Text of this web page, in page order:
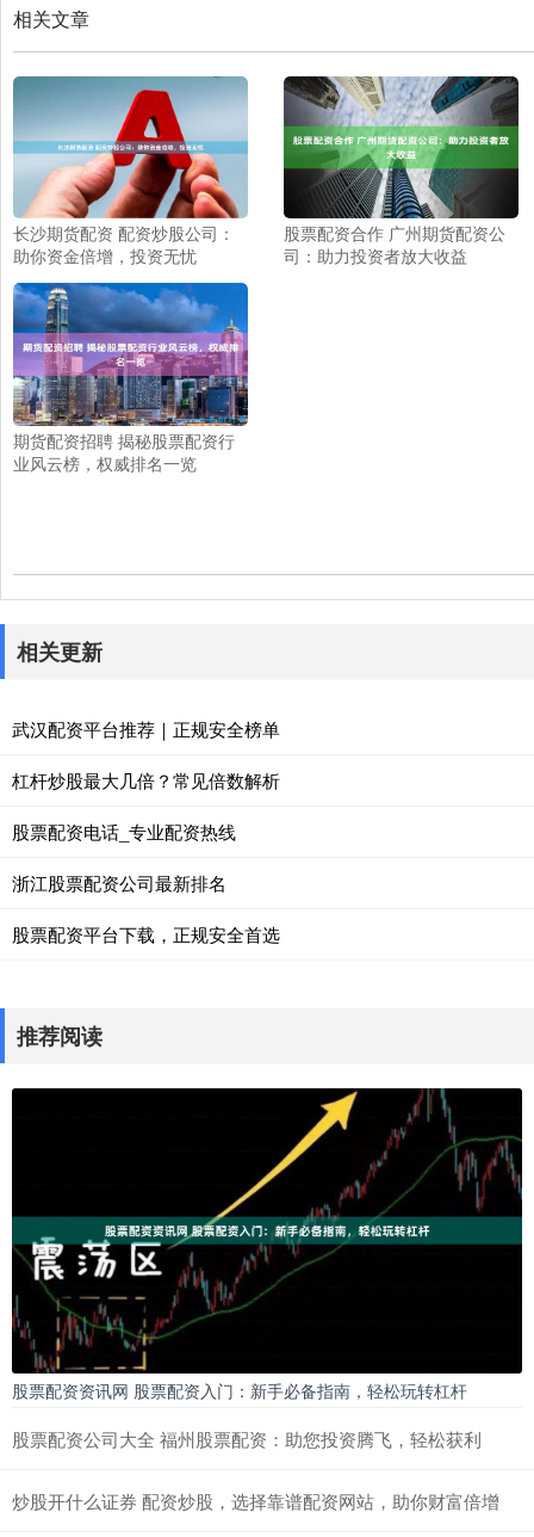
相关文章
长沙期货配资 配资炒股公司：
助你资金倍增，投资无忧
股票配资合作 广州期货配资公
司：助力投资者放大收益
期货配资招聘 揭秘股票配资行
业风云榜，权威排名一览
相关更新
武汉配资平台推荐｜正规安全榜单
杠杆炒股最大几倍？常见倍数解析
股票配资电话_专业配资热线
浙江股票配资公司最新排名
股票配资平台下载，正规安全首选
推荐阅读
股票配资资讯网 股票配资入门：新手必备指南，轻松玩转杠杆
股票配资公司大全 福州股票配资：助您投资腾飞，轻松获利
炒股开什么证券 配资炒股，选择靠谱配资网站，助你财富倍增